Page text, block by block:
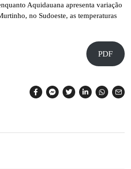
Aquidauana apresenta variação
no Sudoeste, as temperaturas
PDF